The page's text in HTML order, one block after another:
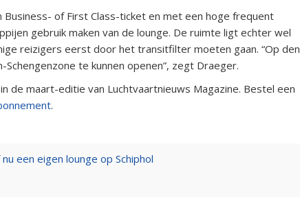
Business- of First Class-ticket en met een hoge frequent
gebruik maken van de lounge. De ruimte ligt echter wel
reizigers eerst door het transitfilter moeten gaan. “Op den
te kunnen openen”, zegt Draeger.
de maart-editie van Luchtvaartnieuws Magazine. Bestel een
.
een eigen lounge op Schiphol